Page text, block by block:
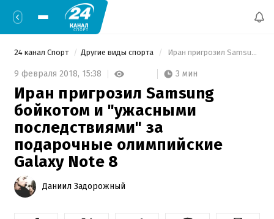
24 канал Спорт Другие виды спорта Иран пригрозил Samsung бойкотом и "ужасными последствиями" за подарочные олимпийские Galaxy Note 8
9 февраля 2018, 15:38 3 мин
Иран пригрозил Samsung
бойкотом и "ужасными
последствиями" за
подарочные олимпийские
Galaxy Note 8
Даниил Задорожный